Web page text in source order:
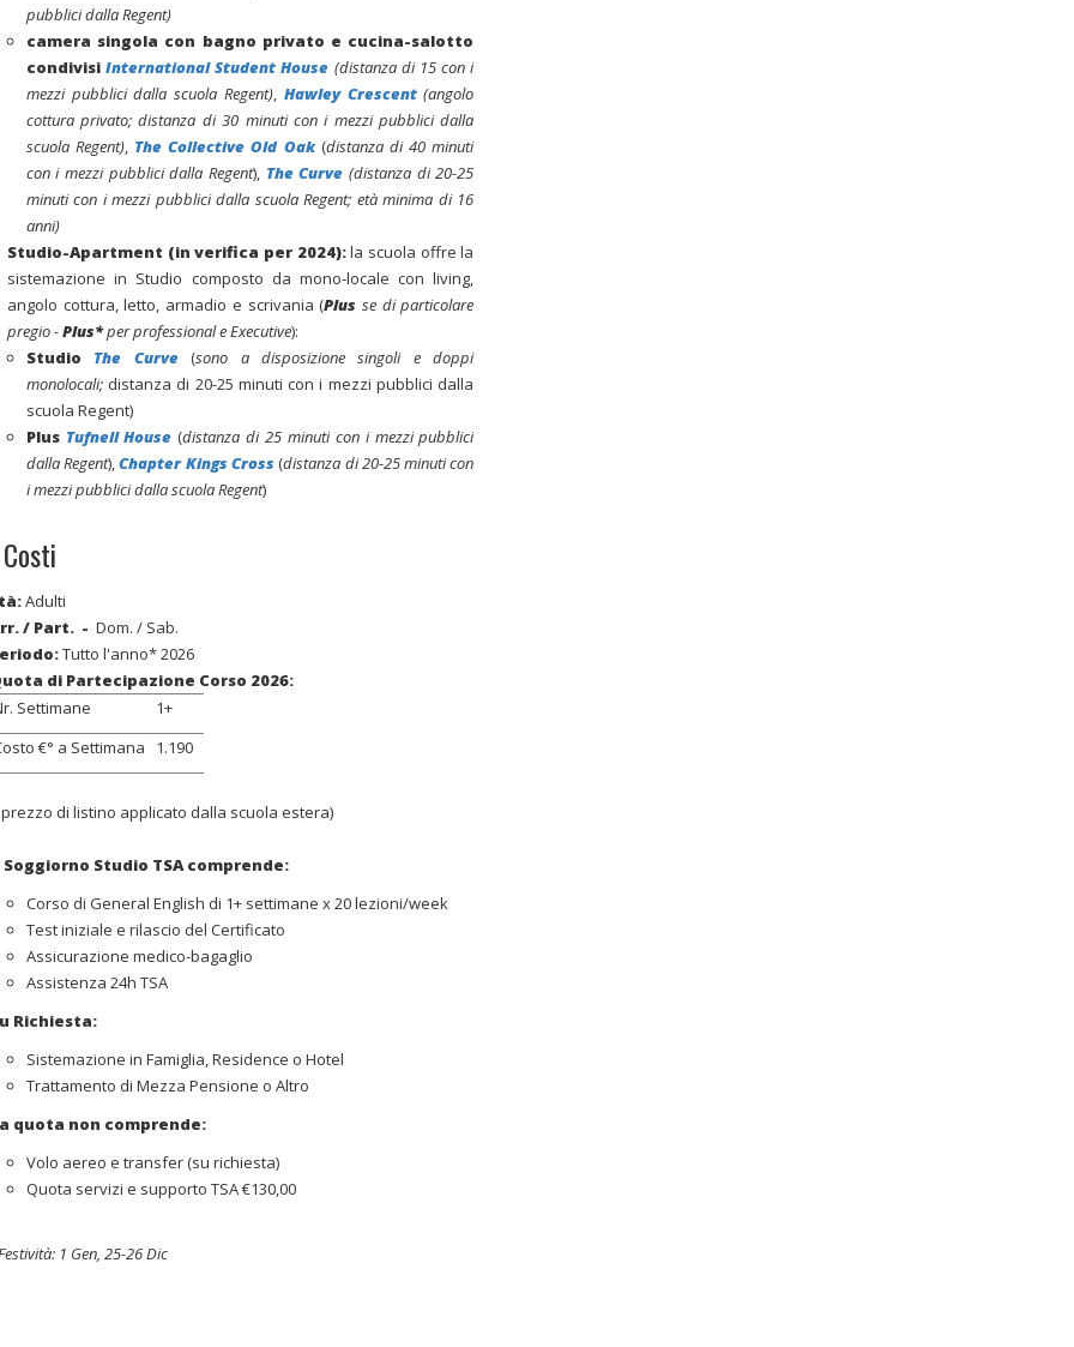
pubblici dalla Regent)
camera singola con bagno privato e cucina-salotto
condivisi International Student House (distanza di 15 con i
mezzi pubblici dallascuola Regent), Hawley Crescent (angolo
cottura privato;distanza di 30 minuti con i mezzi pubblici dalla
scuola Regent), The Collective Old Oak(distanza di 40 minuti
con i mezzi pubblici dalla Regent), The Curve (distanza di 20-25
minuti con i mezzi pubblici dalla scuola Regent; età minima di 16
anni)
Studio-Apartment (in verifica per 2024): la scuola offre la
sistemazione in Studio composto da mono-locale con living,
angolo cottura, letto, armadio e scrivania (Plus se di particolare
pregio -Plus*per professional e Executive):
Studio The Curve(sono a disposizione singoli e doppi
monolocali; distanza di 20-25 minuti con i mezzi pubblici dalla
scuola Regent)
Plus Tufnell House (distanza di 25 minuti con i mezzi pubblici
dalla Regent),Chapter Kings Cross (distanza di 20-25 minuti con
i mezzi pubblici dalla scuola Regent)
Adulti
/ Part.- Dom. / Sab.
:Tutto l'anno* 2026
di Partecipazione Corso 2026:
Settimane
1+
€° a Settimana 1.190
di listino applicato dalla scuola estera)
Soggiorno Studio TSA comprende:
Corso di General English di 1+ settimane x 20 lezioni/week
Test iniziale e rilascio del Certificato
Assicurazione medico-bagaglio
Assistenza 24h TSA
Richiesta:
Sistemazione in Famiglia, Residence o Hotel
Trattamento di Mezza Pensione o Altro
quota non comprende:
Volo aereo e transfer (su richiesta)
Quota servizi e supporto TSA €130,00
1 Gen, 25-26 Dic